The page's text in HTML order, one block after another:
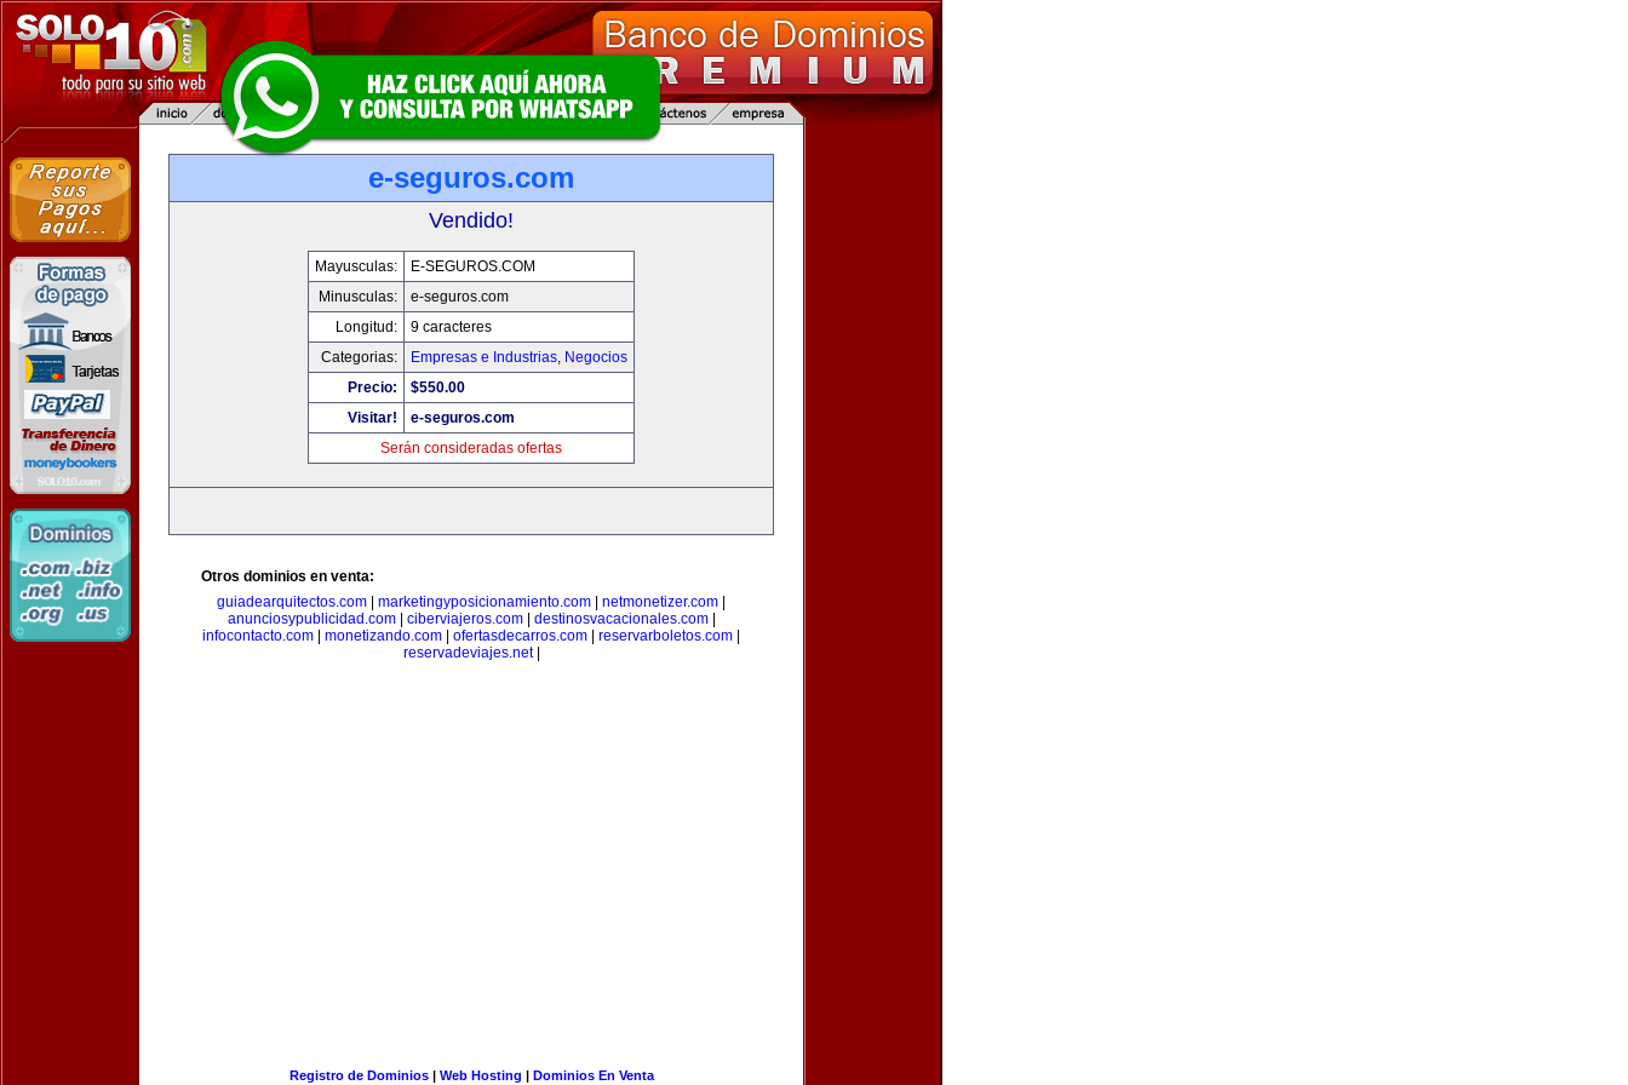
e-seguros.com
Vendido!
Mayusculas:
E-SEGUROS.COM
Minusculas:
e-seguros.com
Longitud:
9 caracteres
Categorias:
Empresas e Industrias, Negocios
Precio:
$550.00
Visitar!
e-seguros.com
Serán consideradas ofertas
Otros dominios en venta:
guiadearquitectos.com
marketingyposicionamiento.com netmonetizer.com
anunciosypublicidad.com| ciberviajeros.com| destinosvacacionales.com|
infocontacto.com
monetizando.com ofertasdecarros.com reservarboletos.com
reservadeviajes.net|
Registro de Dominios| Web Hosting | Dominios En Venta